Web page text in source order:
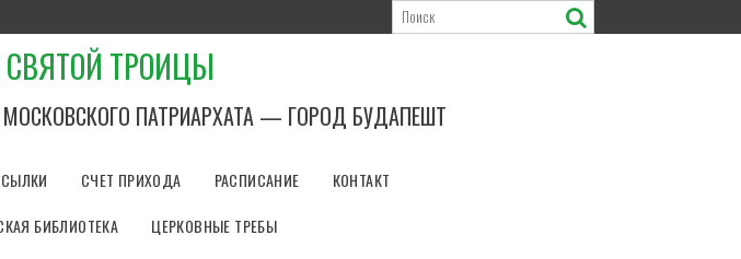
ТРОИЦЫ
ПАТРИАРХАТА — ГОРОД БУДАПЕШТ
СЧЕТ ПРИХОДА РАСПИСАНИЕ
КОНТАКТ
БИБЛИОТЕКА
ЦЕРКОВНЫЕ ТРЕБЫ